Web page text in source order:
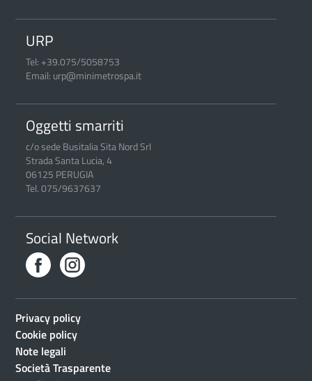
URP
Tel: +39.075/5058753
Email: urp@minimetrospa.it
Oggetti smarriti
c/o sede Busitalia Sita Nord Srl
Strada Santa Lucia, 4
06125 PERUGIA
Tel. 075/9637637
Social Network
Privacy policy
Cookie policy
Note legali
Società Trasparente